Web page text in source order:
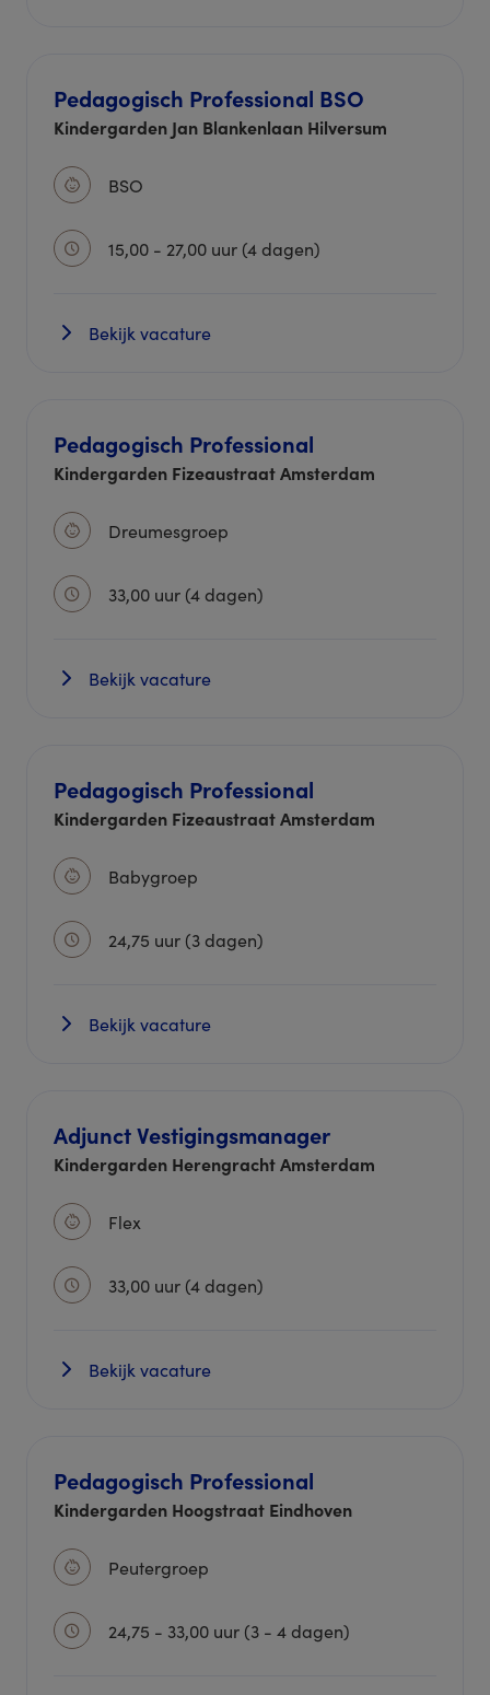
Pedagogisch Professional BSO
Kindergarden Jan Blankenlaan Hilversum
BSO
15,00 - 27,00 uur (4 dagen)
Bekijk vacature
Pedagogisch Professional
Kindergarden Fizeaustraat Amsterdam
Dreumesgroep
33,00 uur (4 dagen)
Bekijk vacature
Pedagogisch Professional
Kindergarden Fizeaustraat Amsterdam
Babygroep
24,75 uur (3 dagen)
Bekijk vacature
Adjunct Vestigingsmanager
Kindergarden Herengracht Amsterdam
Flex
33,00 uur (4 dagen)
Bekijk vacature
Pedagogisch Professional
Kindergarden Hoogstraat Eindhoven
Peutergroep
24,75 - 33,00 uur (3 - 4 dagen)